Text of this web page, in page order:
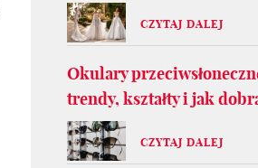
CZYTAJ DALEJ
Okulary
trendy, kształty i jak
CZYTAJ DALEJ